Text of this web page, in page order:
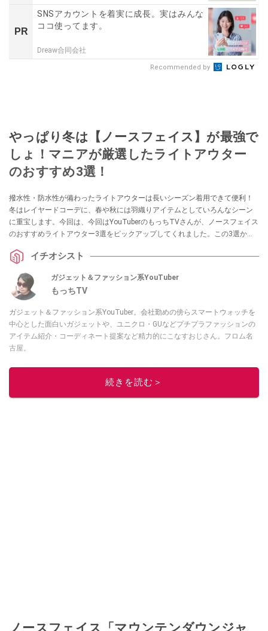
PR
SNSアカウントを着実に成長。実はみんな
ココ使ってます。
Dreaw合同会社
Recommended by
やっぱり冬は【ノースフェイス】が最強で
しょ！マニアが厳選したライトアウター
のおすすめ3選！
撥水性・防水性が備わったライトアウターは長いシーズン着用できて便利！
冬はレイヤードコーデに、春や秋には羽織りアイテムとしていろんなシーン
に重宝します。今回は、今回はYouTuberのもっちTVさんが、ノースフェイス
のおすすめライトアウター3選をピックアップしてくれました。この3選から
イチオシスト
ガジェット＆ファッション系YouTuber
もっちTV
ガジェット＆ファッション系YouTuber。会社勤めの傍らスマートウォッチを
中心とした面白いガジェットや、ユニクロ・GUなどプチプラファッションの
アイテム紹介・コーディネート提案など精力的にこなすおじさん。フロム名
古屋。
このイチオシストの他の記事を読む
続きを読む＞
ノースフェイス「マウンテンダウンジャ